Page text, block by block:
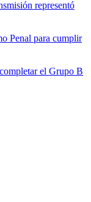
representó
Penal para cumplir
el Grupo B